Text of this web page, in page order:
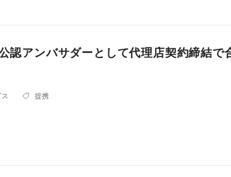
認アンバサダーとして代理店契約締結で
提携